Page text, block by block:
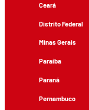
Ceará
Distrito Federal
Minas Gerais
Paraíba
Paraná
Pernambuco